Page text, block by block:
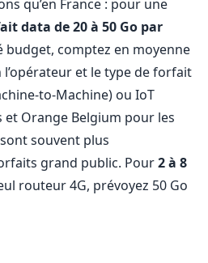
qu’en France : pour une
data de 20 à 50 Go par
budget, comptez en moyenne
l’opérateur et le type de forfait
to-Machine) ou IoT
Orange Belgium pour les
souvent plus
grand public. Pour2 à 8
routeur 4G, prévoyez 50 Go